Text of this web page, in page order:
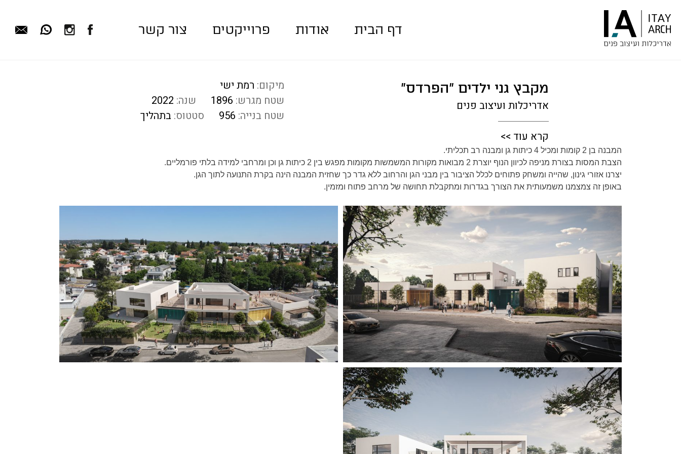
דף הבית אודות פרוייקטים צור קשר
מקבץ גני ילדים "הפרדס"
אדריכלות ועיצוב פנים
קרא עוד >>
מיקום: רמת ישי
שטח מגרש: 1896 שנה: 2022
שטח בנייה: 956 סטטוס: בתהליך
המבנה בן 2 קומות ומכיל 4 כיתות גן ומבנה רב תכליתי.
הצבת המסות בצורת מניפה לכיוון הנוף יוצרת 2 מבואות מקורות המשמשות מקומות מפגש בין 2 כיתות גן וכן ומרחבי למידה בלתי פורמליים.
יצרנו אזורי גינון, שהייה ומשחק פתוחים לכלל הציבור בין מבני הגן והרחוב ללא גדר כך שחזית המבנה הינה בקרת התנועה לתוך הגן.
באופן זה צמצמנו משמעותית את הצורך בגדרות ומתקבלת תחושה של מרחב פתוח ומזמין.